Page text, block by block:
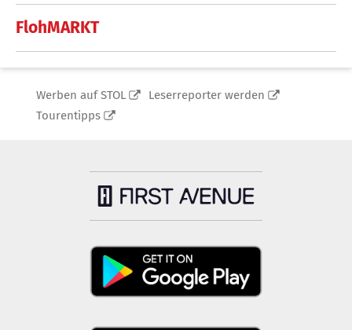
FlohMARKT
Werben auf STOL
Leserreporter werden
Tourentipps